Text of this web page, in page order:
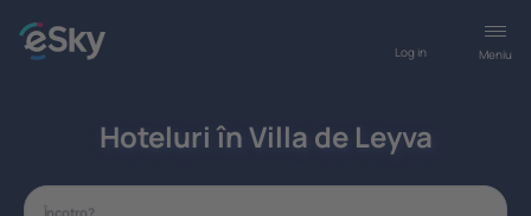
Meniu
Log in
Hoteluri în Villa de Leyva